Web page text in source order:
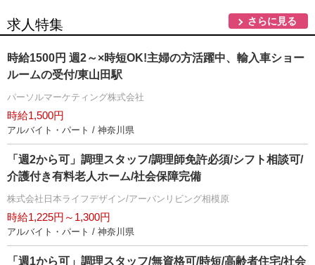
求人特集 さらに見る
時給1500円 週2～×時短OK!主婦の方活躍中、輸入車ショー
ルームの受付/東山田駅
パーソルマーケティング株式会社
時給1,500円
アルバイト・パート / 神奈川県
「週2から可」調理スタッフ/調理師免許必須/シフト相談可/
介護付き有料老人ホーム/社会保障完備
株式会社日本ライフデザイン/アーバンリビング相模原
時給1,225円～1,300円
アルバイト・パート / 神奈川県
「週1から可」調理スタッフ/無資格可/時短/高齢者住宅/社会